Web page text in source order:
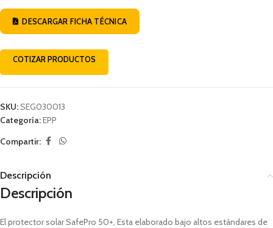
DESCARGAR FICHA TÉCNICA
COTIZAR PRODUCTOS
SKU:SEG030013
Categoría:EPP
Compartir:
Descripción
Descripción
El protector solar SafePro 50+, Esta elaborado bajo altos estándares de